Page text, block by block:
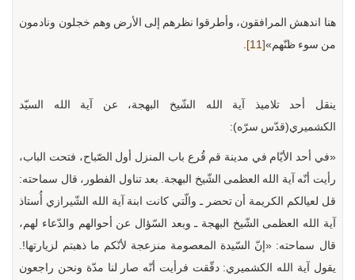
هنا اندهش المرافقون، وأطرقوا نظرهم إلى الأرض وهم خجلون ونادمون
من سوء ظنّهم»[11]
.
ينقل أحد تلاميذ آية الله الشّيخ البهجة، عن آية الله السيّد
الكشميري(قدّس سرّه):
«في أحد الأيّام في مدينة قم قُرع باب المنزل أول الصّباح، فتحت الباب،
رأيت أنّه آية الله العظمى الشّيخ البهجة. بعد تناول الفطور، قال سماحته:
قل لعيالكم الكريمة أن تحضر ـ والّتي كانت ابنة آية الله الشّيرازي أُستاذ
آية الله العظمى الشّيخ البهجة ـ وبعد السّؤال عن أحوالهم والدّعاء لهم،
قال سماحته: «إنّ السّيدة المعصومة منزعجة لأنّكم ما ذهبتم لزيارتها!.
يقول آية الله الكشميري: دقّقت فرأيت أنّه صار لنا مدّة ونحن راجعون